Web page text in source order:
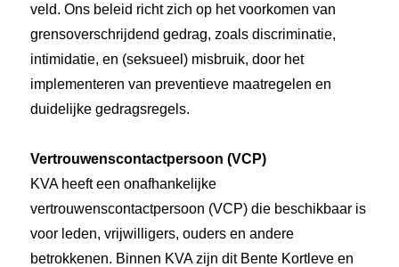
veld. Ons beleid richt zich op het voorkomen van
grensoverschrijdend gedrag, zoals discriminatie,
intimidatie, en (seksueel) misbruik, door het
implementeren van preventieve maatregelen en
duidelijke gedragsregels.
Vertrouwenscontactpersoon (VCP)
KVA heeft een onafhankelijke
vertrouwenscontactpersoon (VCP) die beschikbaar is
voor leden, vrijwilligers, ouders en andere
betrokkenen. Binnen KVA zijn dit Bente Kortleve en